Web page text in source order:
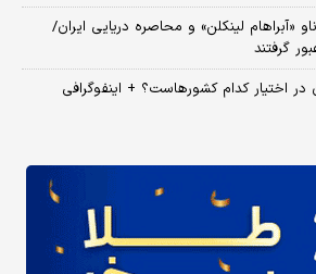
«آبراهام لینکلن» و محاصره دریایی ایران/
اختیار کدام کشورهاست؟ + اینفوگرافی